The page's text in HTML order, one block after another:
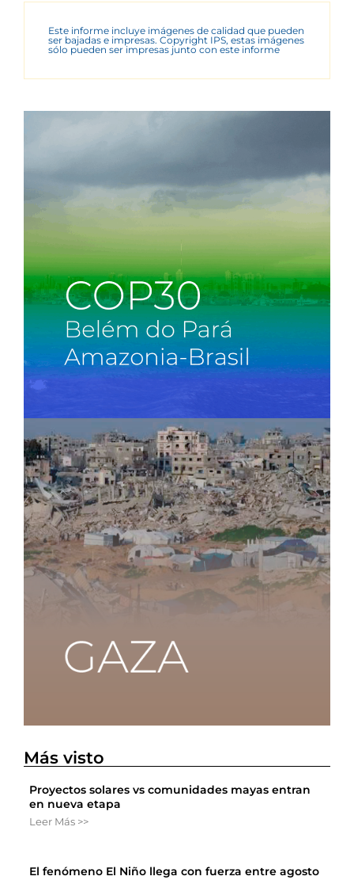
Este informe incluye imágenes de calidad que pueden
ser bajadas e impresas. Copyright IPS, estas imágenes
sólo pueden ser impresas junto con este informe
Más visto
Proyectos solares vs comunidades mayas entran
en nueva etapa
Leer Más >>
El fenómeno El Niño llega con fuerza entre agosto